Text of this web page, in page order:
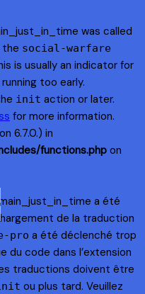
was called
the social-warfare
is usually an indicator for
too early.
init action or later.
for more information.
6.7.0.) in
functions.php on
a été
de la traduction
pro a été déclenché trop
du code dans l’extension
traductions doivent être
ou plus tard. Veuillez